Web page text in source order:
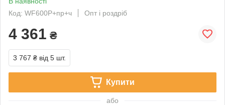
Код: WF600P+пр+ч
Опт і роздріб
4 361 ₴
3 767 ₴ від 5 шт.
Купити
або